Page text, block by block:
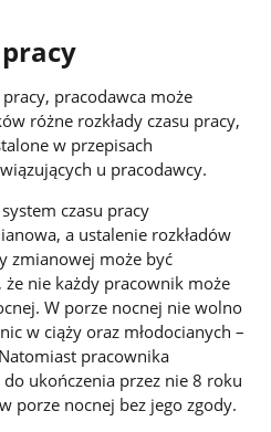
pracy
pracodawca może
różne rozkłady czasu pracy,
w przepisach
u pracodawcy.
czasu pracy
a ustalenie rozkładów
zmianowej może być
nie każdy pracownik może
W porze nocnej nie wolno
w ciąży oraz młodocianych –
pracownika
ukończenia przez nie 8 roku
porze nocnej bez jego zgody.